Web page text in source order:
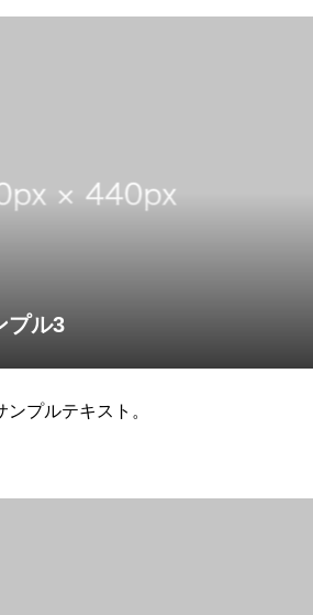
プル3
プルテキスト。